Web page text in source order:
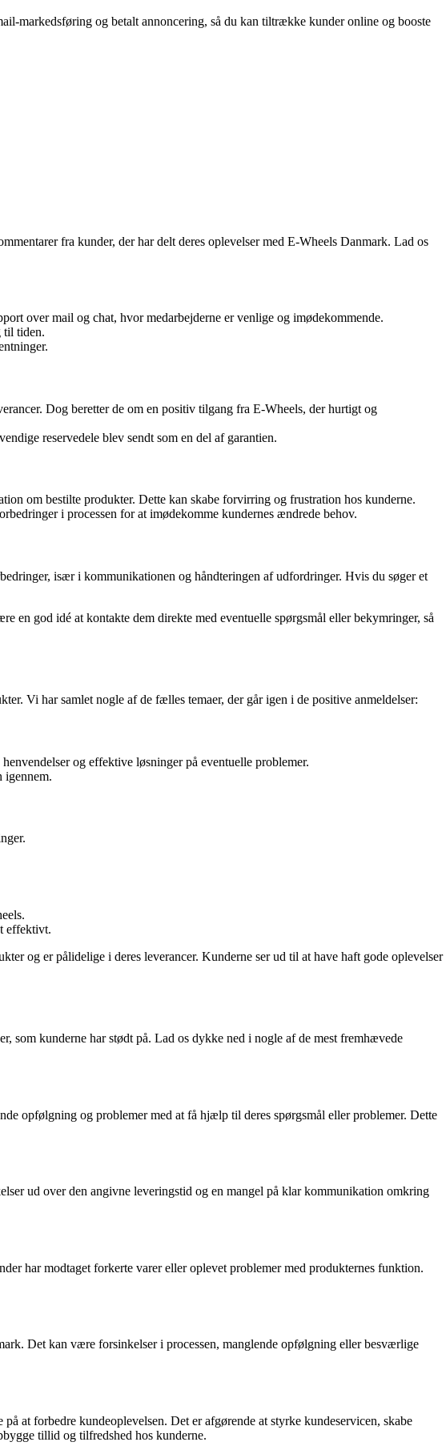
markedsføring og betalt annoncering, så du kan tiltrække kunder online og booste
fra kunder, der har delt deres oplevelser med E-Wheels Danmark. Lad os
over mail og chat, hvor medarbejderne er venlige og imødekommende.
til tiden.
Dog beretter de om en positiv tilgang fra E-Wheels, der hurtigt og
reservedele blev sendt som en del af garantien.
om bestilte produkter. Dette kan skabe forvirring og frustration hos kunderne.
i processen for at imødekomme kundernes ændrede behov.
især i kommunikationen og håndteringen af udfordringer. Hvis du søger et
en god idé at kontakte dem direkte med eventuelle spørgsmål eller bekymringer, så
Vi har samlet nogle af de fælles temaer, der går igen i de positive anmeldelser:
og effektive løsninger på eventuelle problemer.
igennem.
effektivt.
og er pålidelige i deres leverancer. Kunderne ser ud til at have haft gode oplevelser
som kunderne har stødt på. Lad os dykke ned i nogle af de mest fremhævede
opfølgning og problemer med at få hjælp til deres spørgsmål eller problemer. Dette
ud over den angivne leveringstid og en mangel på klar kommunikation omkring
har modtaget forkerte varer eller oplevet problemer med produkternes funktion.
Det kan være forsinkelser i processen, manglende opfølgning eller besværlige
at forbedre kundeoplevelsen. Det er afgørende at styrke kundeservicen, skabe
tillid og tilfredshed hos kunderne.